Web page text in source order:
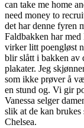
can take me home
need money to
det har denne fyren
Faldbakken har
virker litt poengløst
blir slått i bakken av
plakater. Jeg
som ikke prøver å
en stund og. Vi gir
Vanessa selger
slik at de kan
Chelsea.